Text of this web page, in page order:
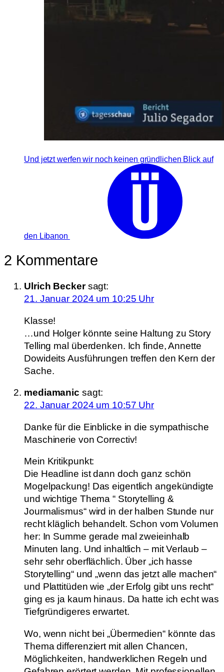
Und jetzt werfen wir noch keinen gründlichen Blick auf
den Libanon
2 Kommentare
Ulrich Becker sagt:
21. Januar 2024 um 10:25 Uhr
Klasse!
…und Holger könnte seine Haltung zu Story
Telling mal überdenken. Ich finde, Annette
Dowideits Ausführungen treffen den Kern der
Sache.
mediamanic sagt:
22. Januar 2024 um 10:57 Uhr
Danke für die Einblicke in die sympathische
Maschinerie von Correctiv!
Mein Kritikpunkt:
Die Headline ist dann doch ganz schön
Mogelpackung! Das eigentlich angekündigte
und wichtige Thema “ Storytelling &
Jourmalismus“ wird in der halben Stunde nur
recht kläglich behandelt. Schon vom Volumen
her: In Summe gerade mal zweieinhalb
Minuten lang. Und inhaltlich – mit Verlaub –
sehr sehr oberflächlich. Über „ich hasse
Storytelling“ und „wenn das jetzt alle machen“
und Plattitüden wie „der Erfolg gibt uns recht“
ging es ja kaum hinaus. Da hatte ich echt was
Tiefgründigeres erwartet.
Wo, wenn nicht bei „Übermedien“ könnte das
Thema differenziert mit allen Chancen,
Möglichkeiten, handwerklichen Regeln und